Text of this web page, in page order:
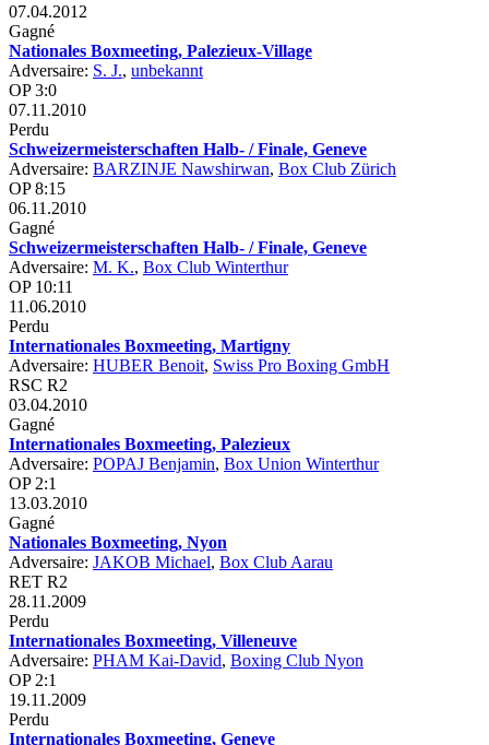
07.04.2012
Gagné
Nationales Boxmeeting, Palezieux-Village
Adversaire: S. J., unbekannt
OP 3:0
07.11.2010
Perdu
Schweizermeisterschaften Halb- / Finale, Geneve
Adversaire: BARZINJE Nawshirwan, Box Club Zürich
OP 8:15
06.11.2010
Gagné
Schweizermeisterschaften Halb- / Finale, Geneve
Adversaire: M. K., Box Club Winterthur
OP 10:11
11.06.2010
Perdu
Internationales Boxmeeting, Martigny
Adversaire: HUBER Benoit, Swiss Pro Boxing GmbH
RSC R2
03.04.2010
Gagné
Internationales Boxmeeting, Palezieux
Adversaire: POPAJ Benjamin, Box Union Winterthur
OP 2:1
13.03.2010
Gagné
Nationales Boxmeeting, Nyon
Adversaire: JAKOB Michael, Box Club Aarau
RET R2
28.11.2009
Perdu
Internationales Boxmeeting, Villeneuve
Adversaire: PHAM Kai-David, Boxing Club Nyon
OP 2:1
19.11.2009
Perdu
Internationales Boxmeeting, Geneve